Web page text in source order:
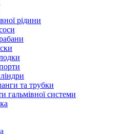
рідини
та трубки
гальмівної системи